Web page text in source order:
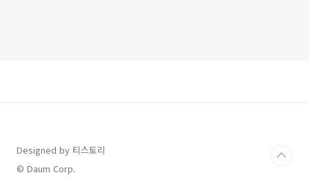
Designed by 티스토리
© Daum Corp.